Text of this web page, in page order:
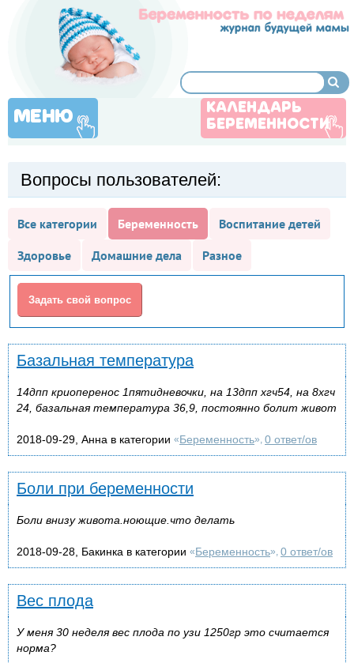
МЕНЮ
КАЛЕНДАРЬ
БЕРЕМЕННОСТИ
Вопросы пользователей:
Все категории Беременность
Воспитание детей
Здоровье
Домашние дела Разное
Задать свой вопрос
Базальная температура
14дпп криоперенос 1пятидневочки, на 13дпп хгч54, на 8хгч
24, базальная температура 36,9, постоянно болит живот
2018-09-29, Анна в категории «Беременность», 0 ответ/ов
Боли при беременности
Боли внизу живота.ноющие.что делать
2018-09-28, Бакинка в категории «Беременность», 0 ответ/ов
Вес плода
У меня 30 неделя вес плода по узи 1250гр это считается
норма?